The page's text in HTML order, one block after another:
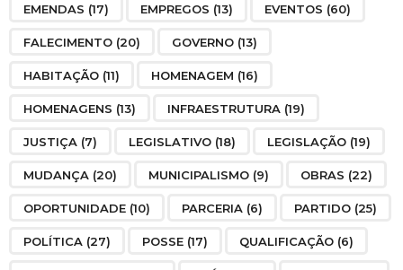
EMENDAS (17) EMPREGOS (13) EVENTOS (60)
FALECIMENTO (20) GOVERNO (13)
HABITAÇÃO (11) HOMENAGEM (16)
HOMENAGENS (13) INFRAESTRUTURA (19)
JUSTIÇA (7) LEGISLATIVO (18) LEGISLAÇÃO (19)
MUDANÇA (20) MUNICIPALISMO (9) OBRAS (22)
OPORTUNIDADE (10) PARCERIA (6) PARTIDO (25)
POLÍTICA (27) POSSE (17) QUALIFICAÇÃO (6)